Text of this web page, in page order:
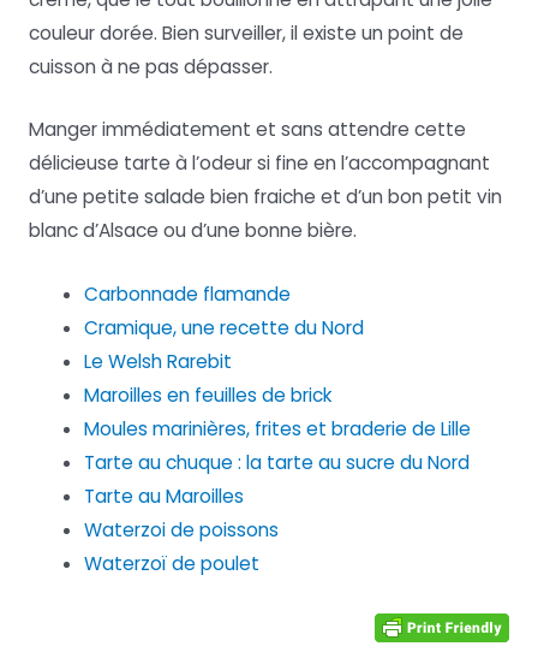
couleur dorée. Bien surveiller, il existe un point de
cuisson à ne pas dépasser.
Manger immédiatement et sans attendre cette
délicieuse tarte à l’odeur si fine en l’accompagnant
d’une petite salade bien fraiche et d’un bon petit vin
blanc d’Alsace ou d’une bonne bière.
Carbonnade flamande
Cramique, une recette du Nord
Le Welsh Rarebit
Maroilles en feuilles de brick
Moules marinières, frites et braderie de Lille
Tarte au chuque : la tarte au sucre du Nord
Tarte au Maroilles
Waterzoi de poissons
Waterzoï de poulet